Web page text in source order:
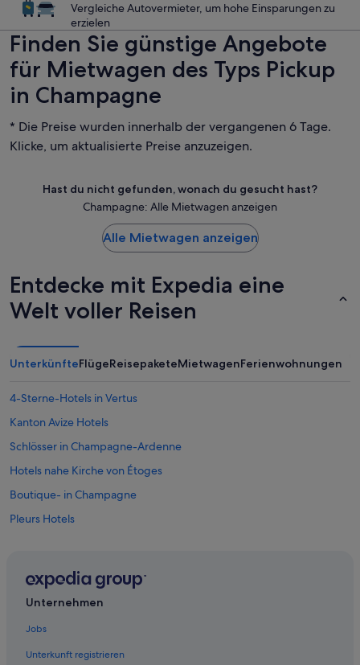
Vergleiche Autovermieter, um hohe Einsparungen zu
erzielen
Finden Sie günstige Angebote
für Mietwagen des Typs Pickup
in Champagne
* Die Preise wurden innerhalb der vergangenen 6 Tage.
Klicke, um aktualisierte Preise anzuzeigen.
Hast du nicht gefunden, wonach du gesucht hast?
Champagne: Alle Mietwagen anzeigen
Alle Mietwagen anzeigen
Entdecke mit Expedia eine
Welt voller Reisen
UnterkünfteFlügeReisepaketeMietwagenFerienwohnungen
4-Sterne-Hotels in Vertus
Kanton Avize Hotels
Schlösser in Champagne-Ardenne
Hotels nahe Kirche von Étoges
Boutique- in Champagne
Pleurs Hotels
Vouzy Hotels
Unternehmen
Jobs
Unterkunft registrieren